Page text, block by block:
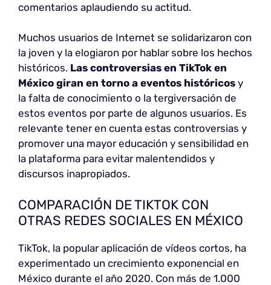
comentarios aplaudiendo su actitud.
Muchos usuarios de Internet se solidarizaron con
la joven y la elogiaron por hablar sobre los hechos
históricos. Las controversias en TikTok en
México giran en torno a eventos históricos y
la falta de conocimiento o la tergiversación de
estos eventos por parte de algunos usuarios. Es
relevante tener en cuenta estas controversias y
promover una mayor educación y sensibilidad en
la plataforma para evitar malentendidos y
discursos inapropiados.
COMPARACIÓN DE TIKTOK CON
OTRAS REDES SOCIALES EN MÉXICO
TikTok, la popular aplicación de vídeos cortos, ha
experimentado un crecimiento exponencial en
México durante el año 2020. Con más de 1.000